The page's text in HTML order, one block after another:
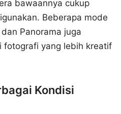
bawaannya cukup
Beberapa mode
Panorama juga
fotografi yang lebih kreatif
Kondisi